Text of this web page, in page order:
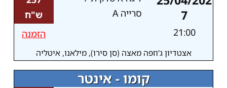
7
21:00
סרייה A
ש"ח
הזמנה
אצטדיון ג'וזפה מאצה (סן סירו), מילאנו, איטליה
קומו - אינטר